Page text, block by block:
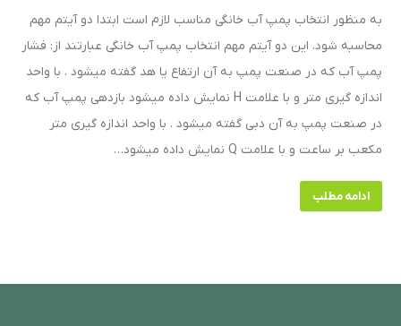
به منظور انتخاب پمپ آب خانگی مناسب لازم است ابتدا دو آیتم مهم
محاسبه شود. این دو آیتم مهم انتخاب پمپ آب خانگی عبارتند از: فشار
پمپ آب که در صنعت پمپ به آن ارتفاع یا هد گفته میشود . با واحد
اندازه گیری متر و با علامت H نمایش داده میشود بازدهی پمپ آب که
در صنعت پمپ به آن دبی گفته میشود . با واحد اندازه گیری متر
مکعب بر ساعت و با علامت Q نمایش داده میشود…
ادامه مطلب